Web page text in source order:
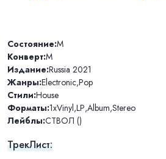
Состояние:M
Конверт:M
Издание:Russia 2021
Жанры:Electronic,Pop
Стили:House
Форматы:1xVinyl,LP,Album,Stereo
Лейблы:СТВОЛ ()
ТрекЛист: